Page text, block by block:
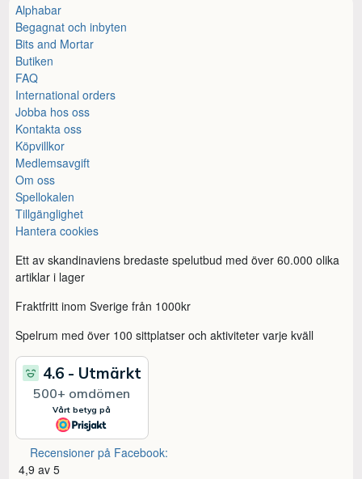
Alphabar
Begagnat och inbyten
Bits and Mortar
Butiken
FAQ
International orders
Jobba hos oss
Kontakta oss
Köpvillkor
Medlemsavgift
Om oss
Spellokalen
Tillgänglighet
Hantera cookies
Ett av skandinaviens bredaste spelutbud med över 60.000 olika
artiklar i lager
Fraktfritt inom Sverige från 1000kr
Spelrum med över 100 sittplatser och aktiviteter varje kväll
Recensioner på Facebook:
4,9 av 5